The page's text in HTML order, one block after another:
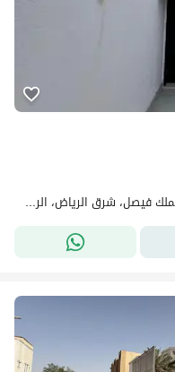
شارع الأمير فيصل بن سعد بن سعود، حي الملك فيصل، شرق الرياض، الرياض